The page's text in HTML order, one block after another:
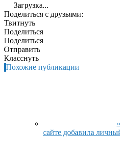
Загрузка...
Поделиться с друзьями:
Твитнуть
Поделиться
Поделиться
Отправить
Класснуть
Похожие публикации
сайте добавила